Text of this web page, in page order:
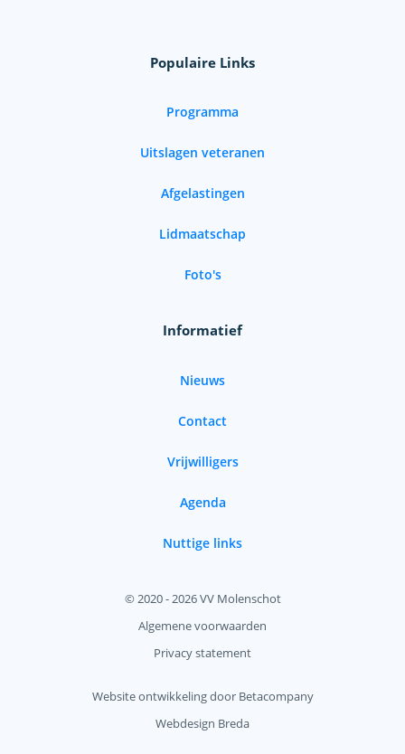
Populaire Links
Programma
Uitslagen veteranen
Afgelastingen
Lidmaatschap
Foto's
Informatief
Nieuws
Contact
Vrijwilligers
Agenda
Nuttige links
© 2020 - 2026 VV Molenschot
Algemene voorwaarden
Privacy statement
Website ontwikkeling door Betacompany
Webdesign Breda